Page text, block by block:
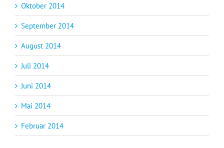
Oktober 2014
September 2014
August 2014
Juli 2014
Juni 2014
Mai 2014
Februar 2014